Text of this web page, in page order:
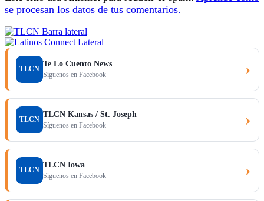
se procesan los datos de tus comentarios.
TLCN
Te Lo Cuento News
Síguenos en Facebook ›
TLCN
TLCN Kansas / St. Joseph
Síguenos en Facebook ›
TLCN
TLCN Iowa
Síguenos en Facebook ›